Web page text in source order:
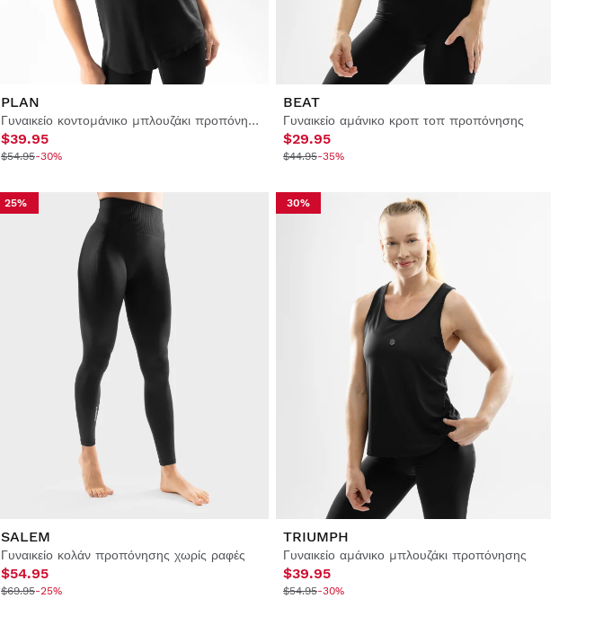
PLAN
Γυναικείο κοντομάνικο μπλουζάκι προπόνησης
$39.95
$54.95-30%
BEAT
Γυναικείο αμάνικο κροπ τοπ προπόνησης
$29.95
$44.95-35%
25%
SALEM
Γυναικείο κολάν προπόνησης χωρίς ραφές
$54.95
$69.95-25%
30%
TRIUMPH
Γυναικείο αμάνικο μπλουζάκι προπόνησης
$39.95
$54.95-30%